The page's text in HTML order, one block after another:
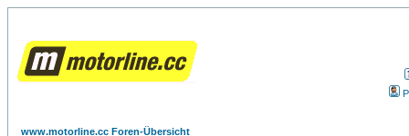
www.motorline.cc Foren-Übersicht